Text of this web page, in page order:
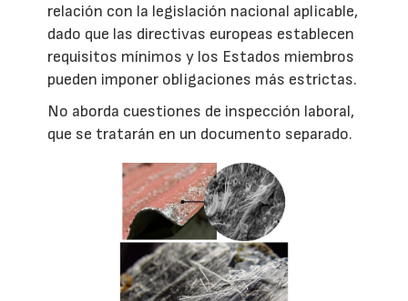
relación con la legislación nacional aplicable,
dado que las directivas europeas establecen
requisitos mínimos y los Estados miembros
pueden imponer obligaciones más estrictas.
No aborda cuestiones de inspección laboral,
que se tratarán en un documento separado.